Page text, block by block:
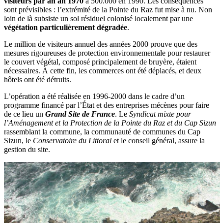
sont prévisibles : l’extrémité de la Pointe du Raz fut mise à nu. Non
loin de là subsiste un sol résiduel colonisé localement par une
végétation particulièrement dégradée.
Le million de visiteurs annuel des années 2000 prouve que des
mesures rigoureuses de protection environnementale pour restaurer
le couvert végétal, composé principalement de bruyère, étaient
nécessaires. À cette fin, les commerces ont été déplacés, et deux
hôtels ont été détruits.
L’opération a été réalisée en 1996-2000 dans le cadre d’un
programme financé par l’État et des entreprises mécènes pour faire
de ce lieu un Grand Site de France. Le Syndicat mixte pour
l’Aménagement et la Protection de la Pointe du Raz et du Cap Sizun
rassemblant la commune, la communauté de communes du Cap
Sizun, le Conservatoire du Littoral et le conseil général, assure la
gestion du site.